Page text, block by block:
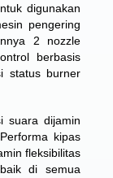
digunakan
pengering
2 nozzle
berbasis
status burner
suara dijamin
kipas
fleksibilitas
di semua